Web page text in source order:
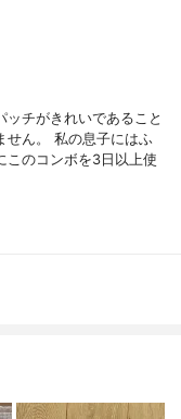
ッチがきれいであること
せん。 私の息子にはふ
このコンボを3日以上使